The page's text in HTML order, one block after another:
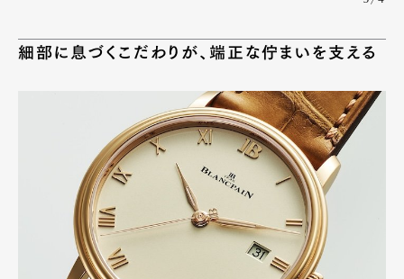
細部に息づくこだわりが、端正な佇まいを支える